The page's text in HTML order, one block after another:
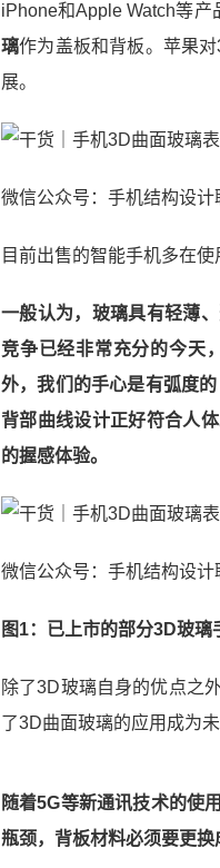
iPhone和Apple Watch等
璃作为盖板和背板。苹果
展。
微信公众号：手机结构设计
目前出售的智能手机多在
一般认为，玻璃具有轻薄
竞争已经非常充分的今天
外，我们的手心是有弧度
背部曲线设计正好符合人
的握感体验。
微信公众号：手机结构设计
图1：已上市的部分3D玻璃
除了3D玻璃自身的优点之
了3D曲面玻璃的应用成为
随着5G等新通讯技术的使
瓶颈，背板材料必须要更换